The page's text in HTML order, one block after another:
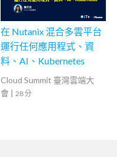
在 Nutanix 混合多雲平台
運行任何應用程式、資
料、AI、Kubernetes
Cloud Summit 臺灣雲端大
會 | 28 分